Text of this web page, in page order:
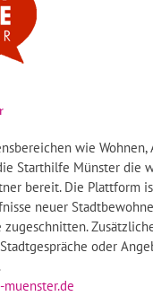
wie
Starthilfe Münster die
bereit. Die Plattform
neuer
zugeschnitten.
oder